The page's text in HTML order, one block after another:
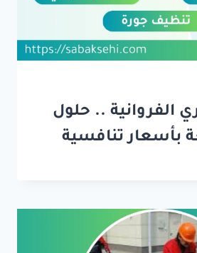
الفروانية .. حلول
بأسعار تنافسية